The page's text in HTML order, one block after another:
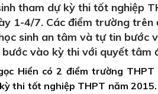
tham dự kỳ thi tốt nghiệp
1-4/7. Các điểm trường trên
sinh an tâm và tự tin bước
vào kỳ thi với quyết tâm
Hiển có 2 điểm trường
thi tốt nghiệp THPT năm